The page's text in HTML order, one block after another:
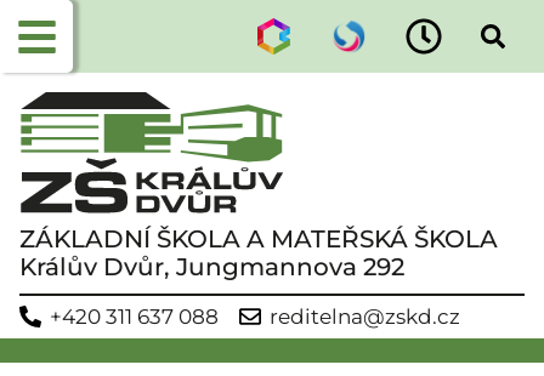
ZÁKLADNÍ ŠKOLA A MATEŘSKÁ ŠKOLA
Králův Dvůr, Jungmannova 292
+420 311 637 088 reditelna@zskd.cz